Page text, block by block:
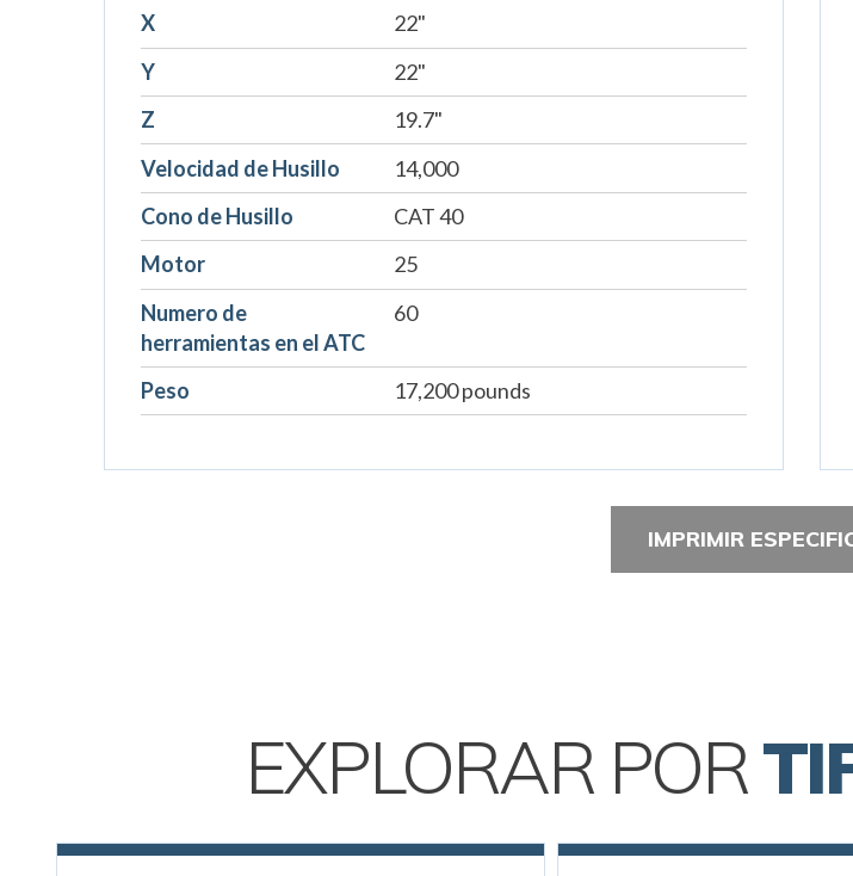
X
22"
Y
22"
Z
19.7"
Velocidad de Husillo
14,000
Cono de Husillo
CAT 40
Motor
25
Numero de
herramientas en el ATC
60
Peso 17,200 pounds
IMPRIMIR
EXPLORAR POR